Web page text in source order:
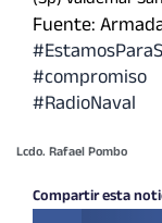
Fuente:
#compromiso
#RadioNaval
Lcdo. Rafael Pombo
Compartir esta